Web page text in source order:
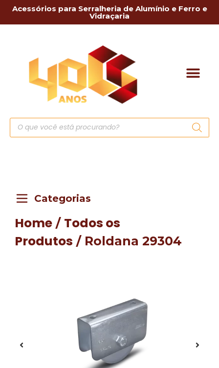
Acessórios para Serralheria de Alumínio e Ferro e
Vidraçaria
Categorias
Home / Todos os
Produtos / Roldana 29304